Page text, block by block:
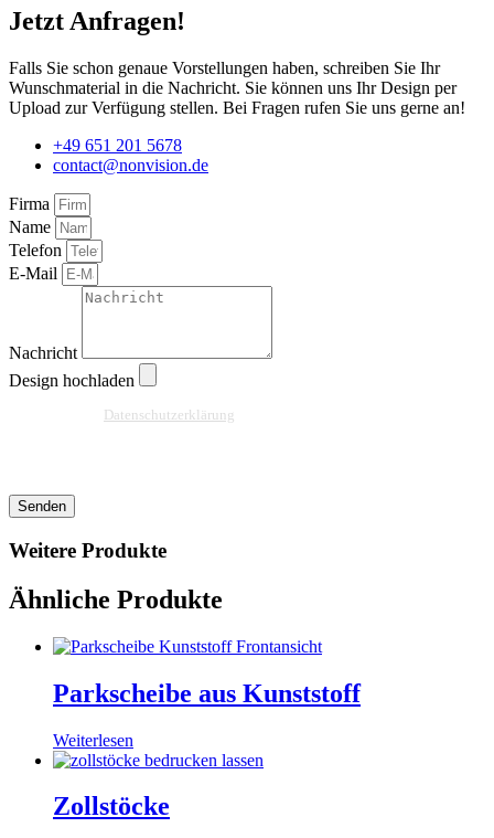
Jetzt Anfragen!
Falls Sie schon genaue Vorstellungen haben, schreiben Sie Ihr
Wunschmaterial in die Nachricht. Sie können uns Ihr Design per
Upload zur Verfügung stellen. Bei Fragen rufen Sie uns gerne an!
+49 651 201 5678
contact@nonvision.de
Firma
Name
Telefon
E-Mail
Nachricht
Design hochladen
Datenschutzerklärung
Senden
Weitere Produkte
Ähnliche Produkte
Parkscheibe aus Kunststoff
Weiterlesen
Zollstöcke